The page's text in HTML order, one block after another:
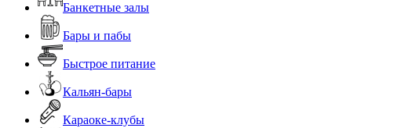
Банкетные залы
Бары и пабы
Быстрое питание
Кальян-бары
Караоке-клубы